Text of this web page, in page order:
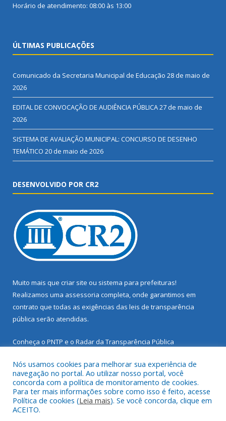
Horário de atendimento: 08:00 às 13:00
ÚLTIMAS PUBLICAÇÕES
Comunicado da Secretaria Municipal de Educação 28 de maio de
2026
EDITAL DE CONVOCAÇÃO DE AUDIÊNCIA PÚBLICA27 de maio de
2026
SISTEMA DE AVALIAÇÃO MUNICIPAL: CONCURSO DE DESENHO
TEMÁTICO 20 de maio de 2026
DESENVOLVIDO POR CR2
Muito mais que criar site ou sistema para prefeituras!
Realizamos uma assessoria completa, onde garantimos em
contrato que todas as exigências das leis de transparência
pública serão atendidas.
Conheça o PNTP e o Radar da Transparência Pública
Todos os direitos reservados a Prefeitura Municipal de Santarém
Novo.
Nós usamos cookies para melhorar sua experiência de
navegação no portal. Ao utilizar nosso portal, você
concorda com a política de monitoramento de cookies.
Para ter mais informações sobre como isso é feito, acesse
Política de cookies (Leia mais). Se você concorda, clique em
ACEITO.